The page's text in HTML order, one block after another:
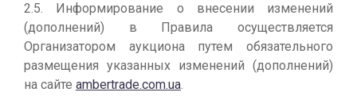
2.5. Информирование о внесении изменений
(дополнений) в Правила осуществляется
Организатором аукциона путем обязательного
размещения указанных изменений (дополнений)
на сайте ambertrade.com.ua.